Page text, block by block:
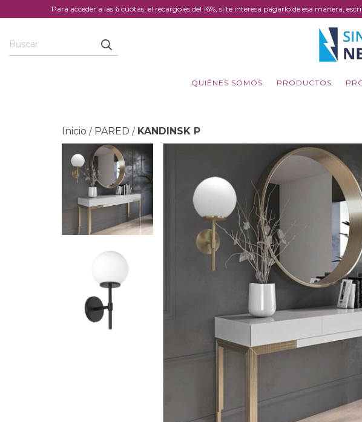
Para acceder a las 6 cuotas, el recargo es del 16%, si te interesa pagarlo de esa
QUIÉNES SOMOS PRODUCTOS
Inicio / PARED / KANDINSK P